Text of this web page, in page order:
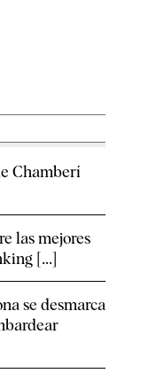
Chamberí
las mejores
[...]
se desmarca